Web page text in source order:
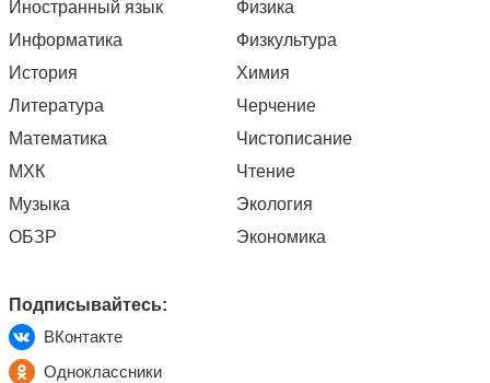
Иностранный язык
Информатика
История
Литература
Математика
МХК
Музыка
ОБЗР
Физика
Физкультура
Химия
Черчение
Чистописание
Чтение
Экология
Экономика
Подписывайтесь:
ВКонтакте
Одноклассники